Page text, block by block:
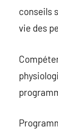
conseils
vie des